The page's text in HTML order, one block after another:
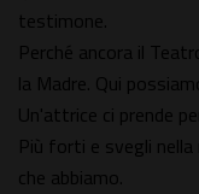
testimone.
Perché ancora il
la Madre. Qui
Un'attrice ci prende
Più forti e svegli
che abbiamo.